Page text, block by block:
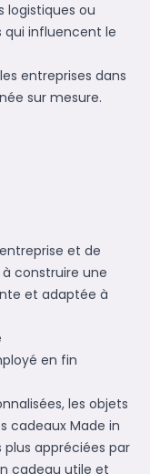
logistiques ou
qui influencent le
entreprises dans
sur mesure.
et de
construire une
et adaptée à
en fin
les objets
cadeaux Made in
appréciées par
cadeau utile et